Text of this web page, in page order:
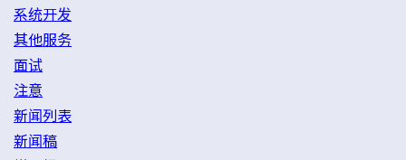
系统开发
其他服务
面试
注意
新闻列表
新闻稿